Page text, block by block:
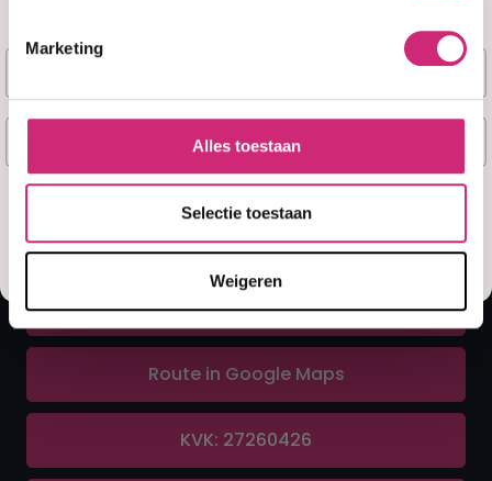
Marketing
Alles toestaan
Selectie toestaan
Weigeren
A&F Cosmetics
Contact
070 388 8790
info@afcosmetics.nl
Route in Google Maps
KVK: 27260426
Naam
E-mail
Ja, stuur mij mijn 5% korting!
Misschien later